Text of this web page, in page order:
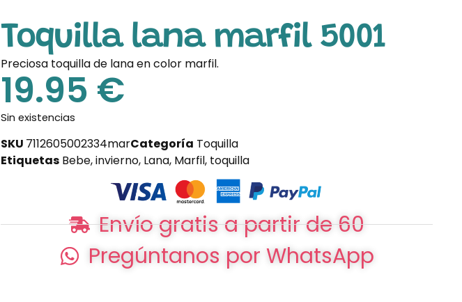
Toquilla lana marfil 5001
Preciosa toquilla de lana en color marfil.
19.95 €
Sin existencias
SKU 7112605002334marCategoría Toquilla
Etiquetas Bebe,invierno, Lana, Marfil, toquilla
Envío gratis a partir de 60
Pregúntanos por WhatsApp